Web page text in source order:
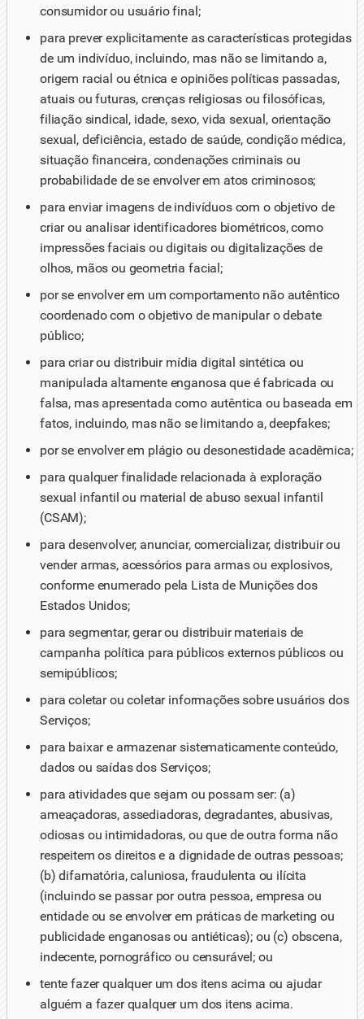
consumidor ou usuário final;
para prever explicitamente as características protegidas
de um indivíduo, incluindo, mas não se limitando a,
origem racial ou étnica e opiniões políticas passadas,
atuais ou futuras, crenças religiosas ou filosóficas,
filiação sindical, idade, sexo, vida sexual, orientação
sexual, deficiência, estado de saúde, condição médica,
situação financeira, condenações criminais ou
probabilidade de se envolver em atos criminosos;
para enviar imagens de indivíduos com o objetivo de
criar ou analisar identificadores biométricos, como
impressões faciais ou digitais ou digitalizações de
olhos, mãos ou geometria facial;
por se envolver em um comportamento não autêntico
coordenado com o objetivo de manipular o debate
público;
para criar ou distribuir mídia digital sintética ou
manipulada altamente enganosa que é fabricada ou
falsa, mas apresentada como autêntica ou baseada em
fatos, incluindo, mas não se limitando a, deepfakes;
por se envolver em plágio ou desonestidade acadêmica;
para qualquer finalidade relacionada à exploração
sexual infantil ou material de abuso sexual infantil
(CSAM);
para desenvolver, anunciar, comercializar, distribuir ou
vender armas, acessórios para armas ou explosivos,
conforme enumerado pela Lista de Munições dos
Estados Unidos;
para segmentar, gerar ou distribuir materiais de
campanha política para públicos externos públicos ou
semipúblicos;
para coletar ou coletar informações sobre usuários dos
Serviços;
para baixar e armazenar sistematicamente conteúdo,
dados ou saídas dos Serviços;
para atividades que sejam ou possam ser: (a)
ameaçadoras, assediadoras, degradantes, abusivas,
odiosas ou intimidadoras, ou que de outra forma não
respeitem os direitos e a dignidade de outras pessoas;
(b) difamatória, caluniosa, fraudulenta ou ilícita
(incluindo se passar por outra pessoa, empresa ou
entidade ou se envolver em práticas de marketing ou
publicidade enganosas ou antiéticas); ou (c) obscena,
indecente, pornográfico ou censurável; ou
tente fazer qualquer um dos itens acima ou ajudar
alguém a fazer qualquer um dos itens acima.